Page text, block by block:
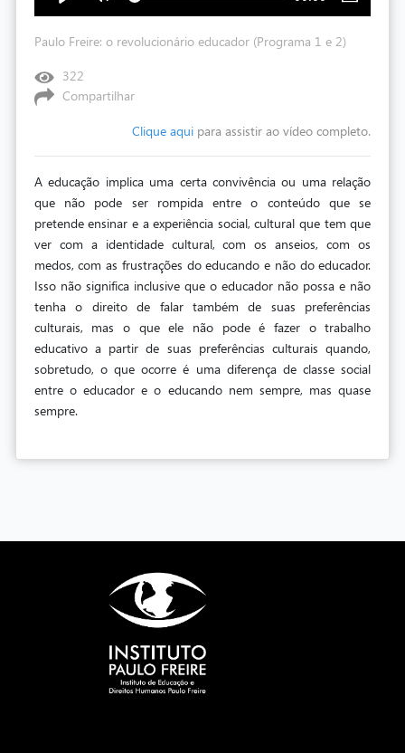
Paulo Freire: o revolucionário educador (Programa 1 e 2)
322
Compartilhar
Clique aqui para assistir ao vídeo completo.
A educação implica uma certa convivência ou uma relação
que não pode ser rompida entre o conteúdo que se
pretende ensinar e a experiência social, cultural que tem que
ver com a identidade cultural, com os anseios, com os
medos, com as frustrações do educando e não do educador.
Isso não significa inclusive que o educador não possa e não
tenha o direito de falar também de suas preferências
culturais, mas o que ele não pode é fazer o trabalho
educativo a partir de suas preferências culturais quando,
sobretudo, o que ocorre é uma diferença de classe social
entre o educador e o educando nem sempre, mas quase
sempre.